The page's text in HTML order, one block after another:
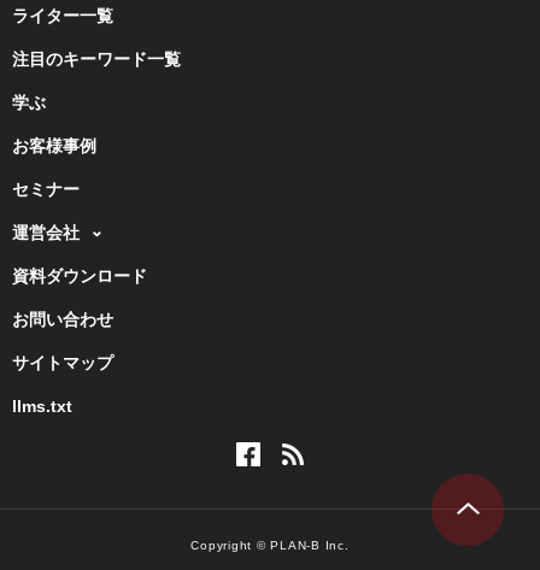
ライター一覧
注目のキーワード一覧
学ぶ
お客様事例
セミナー
運営会社
資料ダウンロード
お問い合わせ
サイトマップ
llms.txt
Copyright © PLAN-B Inc.